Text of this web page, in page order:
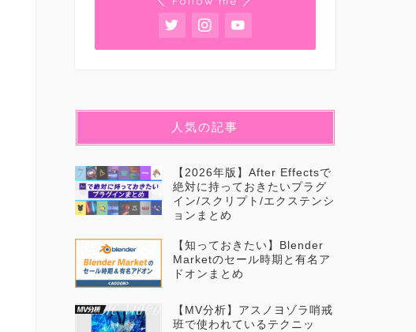
人気の記事
【2026年版】After Effectsで
絶対に持っておきたいプラグ
イン/スクリプト/エクステンシ
ョンまとめ
【知っておきたい】Blender
Marketのセール時期と有名ア
ドオンまとめ
【MV分析】アスノヨゾラ哨戒
班で使われているテクニッ